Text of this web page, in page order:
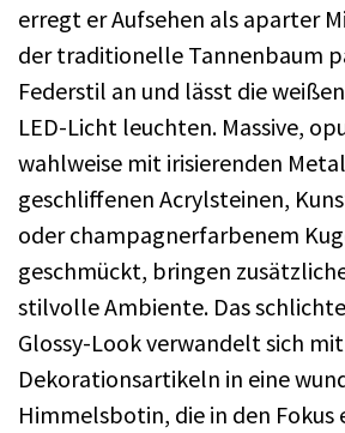
erregt er Aufsehen als aparter
der traditionelle Tannenbaum
Federstil an und lässt die
LED-Licht leuchten. Massive,
wahlweise mit irisierenden
geschliffenen Acrylsteinen,
oder champagnerfarbenem
geschmückt, bringen
stilvolle Ambiente. Das
Glossy-Look verwandelt sich
Dekorationsartikeln in eine
Himmelsbotin, die in den Fokus